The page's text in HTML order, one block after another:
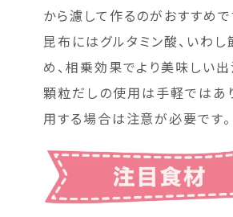
から濾して作るのがおすすめで
昆布にはグルタミン酸、いわ
め、相乗効果でより美味しい
顆粒だしの使用は手軽ではあ
用する場合は注意が必要です。